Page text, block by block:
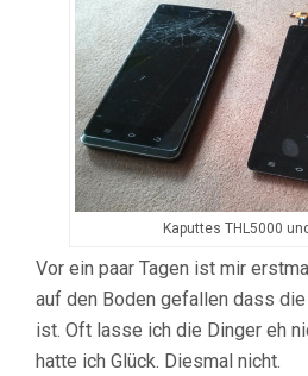
Kaputtes THL5000
Vor ein paar Tagen ist mir
auf den Boden gefallen dass
ist. Oft lasse ich die Dinger eh
hatte ich Glück. Diesmal nicht.